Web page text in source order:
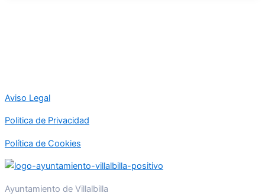
Aviso Legal
Politica de Privacidad
Política de Cookies
Ayuntamiento de Villalbilla